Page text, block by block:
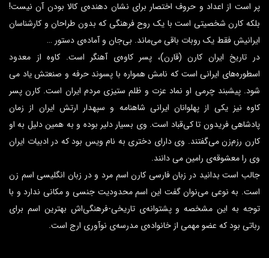
پر است از اعداد و حروف اختصار برای نشان دهنده‌ی کالا بودن آن نیست!
بلکه کارن شخصیتی است با یک روح فرهنگی که بدون طراحان و کارشناسان
ایرانیش فقط یک روبات باقی می‌ماند. بی‌جان و آماده‌ی دستور …
در تاریخ ایران کارن (قارن)، پسر کاوه‌ی آهنگر است. کاوه از معدود
اسطوره‌های ایرانی است که نامش همواره با پسوند حرفه و صنعتش یاد می
شود. پیشبند چرمی او نماد عزت و ظلم ستیزی مردم ایران است. کارن پسر
کاوه نیز یکی از پهلوانان ایرانی شاهنامه و سپهدار ارتش ایران از زمان
پادشاهی فریدون تا کی‌قباد است. وی بسیار دلیر بوده و به همین دلیل به او
کارن رزم‌زن می‌گفتند. وی دارای دختری به نام ویس بود که در ادبیات ایران
وی را معشوقه‌ی رامین می دانند.
جالب است بدانید در زبان فارسی کارن اسم مرد و در زبان انگلیسی اسم زن
است. به نوعی می‌نوان گفت این اسم محدودیت جنسی و مکانی ندارد و با
توجه به این مشخصه و پشتوانه‌ی تاریخی-فرهنگی‌اش بهترین اسم برای
رباتی بود که عضو مهمی از خانواده‌ی مدرسه‌ی نوآوری ارج است.